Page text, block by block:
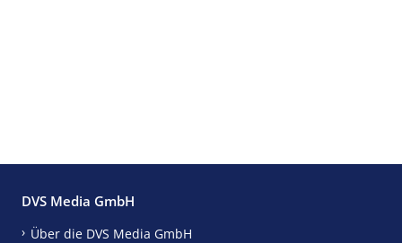
DVS Media GmbH
Über die DVS Media GmbH